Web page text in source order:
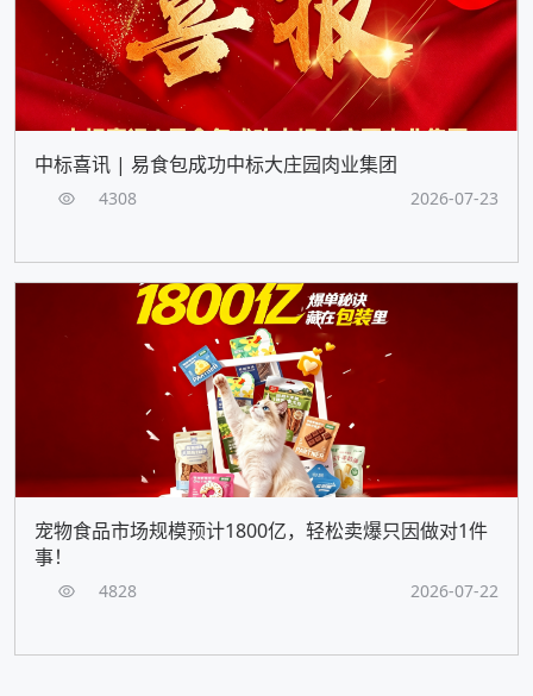
中标喜讯 | 易食包成功中标大庄园肉业集团
4308 2026-07-23
宠物食品市场规模预计1800亿，轻松卖爆只因做对1件
事！
4828 2026-07-22